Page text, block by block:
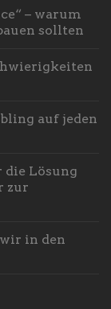
– warum
sollten
auf jeden
die Lösung
zur
in den